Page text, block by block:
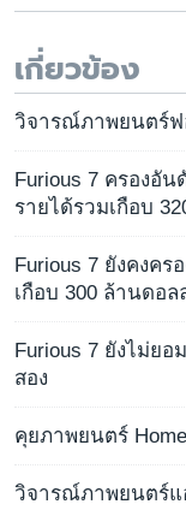
เกี่ยวข้อง
วิจารณ์ภาพยนตร์ฟ
Furious 7 ครองอั
รายได้รวมเกือบ
Furious 7 ยังคงค
เกือบ 300 ล้านดอล
Furious 7 ยังไม่ย
สอง
คุยภาพยนตร์
วิจารณ์ภาพยนตร์แ